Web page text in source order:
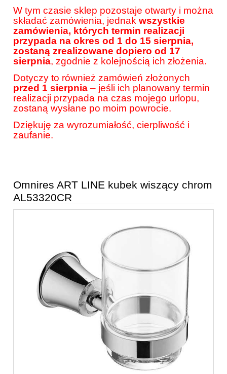
W tym czasie sklep pozostaje otwarty i można
składać zamówienia, jednak wszystkie
zamówienia, których termin realizacji
przypada na okres od 1 do 15 sierpnia,
zostaną zrealizowane dopiero od 17
sierpnia, zgodnie z kolejnością ich złożenia.
Dotyczy to również zamówień złożonych
przed 1 sierpnia – jeśli ich planowany termin
realizacji przypada na czas mojego urlopu,
zostaną wysłane po moim powrocie.
Dziękuję za wyrozumiałość, cierpliwość i
zaufanie.
Omnires ART LINE kubek wiszący chrom
AL53320CR